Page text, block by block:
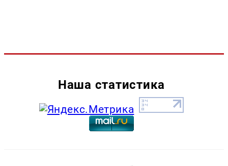
Наша статистика